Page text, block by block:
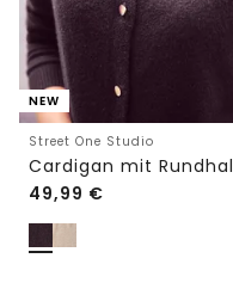
NEW
Street One Studio
49,99 €